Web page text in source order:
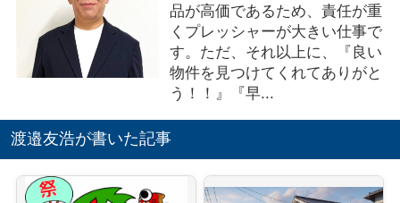
品が高価であるため、責任が重
くプレッシャーが大きい仕事で
す。ただ、それ以上に、『良い
物件を見つけてくれてありがと
う！！』『早...
渡邉友浩が書いた記事